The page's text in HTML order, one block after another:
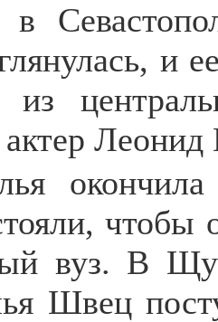
в
и
Леонид
чтобы
вуз. В
Швец